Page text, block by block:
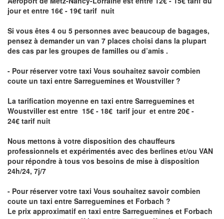
jour et entre 16€ - 19€ tarif nuit
Si vous êtes 4 ou 5 personnes avec beaucoup de bagages,
pensez à demander un van 7 places choisi dans la plupart
des cas par les groupes de familles ou d’amis .
- Pour réserver votre taxi Vous souhaitez savoircombien
coute un taxi entre Sarreguemines et Woustviller ?
La tarification moyenne en taxi entre Sarreguemines et
Woustviller est entre 15€ - 18€ tarif jour et entre 20€ -
24€ tarif nuit
Nous mettons à votre disposition des chauffeurs
professionnels et expérimentés avec des berlines et/ou VAN
pour répondre à tous vos besoins de mise à disposition
24h/24, 7j/7
- Pour réserver votre taxi Vous souhaitez savoircombien
coute un taxi entre Sarreguemines et Forbach ?
Le prix approximatif en taxi entre Sarreguemines et Forbach